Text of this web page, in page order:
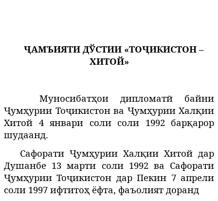
ҶАМЪИЯТИ ДЎСТИИ «ТОҶИКИСТОН –
ХИТОЙ»
Муносибатҳои дипломатӣ байни
Ҷумҳурии Тоҷикистон ва Ҷумҳурии Халқии
Хитой 4 январи соли соли 1992 барқарор
шудаанд.
Сафорати Ҷумҳурии Халқии Хитой дар
Душанбе 13 марти соли 1992 ва Сафорати
Ҷумҳурии Тоҷикистон дар Пекин 7 апрели
соли 1997 ифтитоҳ ёфта, фаъолият доранд